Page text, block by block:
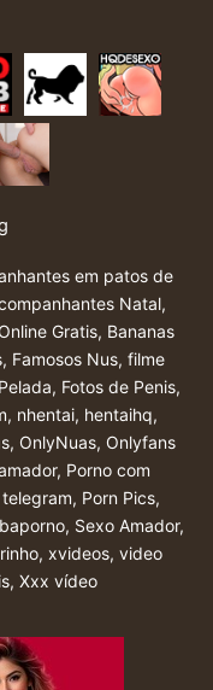
em patos de
Natal,
Gratis, Bananas
, Famosos Nus, filme
, Fotos de Penis,
, nhentai, hentaihq,
, OnlyNuas, Onlyfans
, Porno com
, Porn Pics,
, Sexo Amador,
, xvideos, video
, Xxx vídeo